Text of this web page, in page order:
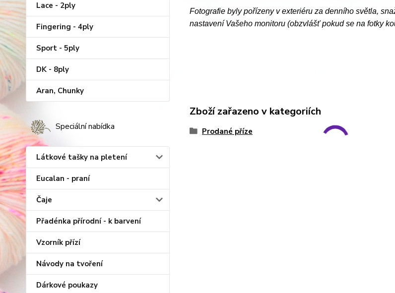
Lace - 2ply
Fingering - 4ply
Sport - 5ply
DK - 8ply
Aran, Chunky
Speciální nabídka
Látkové tašky na pletení
Eucalan - praní
Čaje
Přadénka přírodní - k barvení
Vzorník přízí
Návody na tvoření
Dárkové poukazy
Fotografie byly pořízeny v exteriéru za denního světla,
nastavení Vašeho monitoru (obzvlášť pokud se na fotky
Zboží zařazeno v kategoriích
Prodané příze